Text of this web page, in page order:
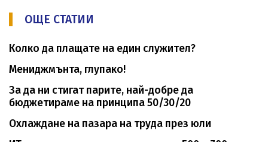
ОЩЕ СТАТИИ
Колко да плащате на един служител?
Мениджмънта, глупако!
За да ни стигат парите, най-добре да
бюджетираме на принципа 50/30/20
Охлаждане на пазара на труда през юли